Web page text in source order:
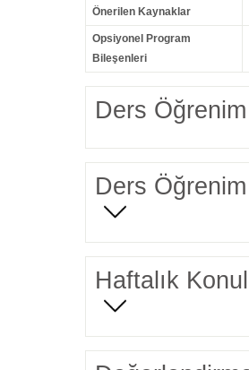
Önerilen Kaynaklar
Opsiyonel Program
Bileşenleri
Ders Öğrenim
Ders Öğrenim
Haftalık